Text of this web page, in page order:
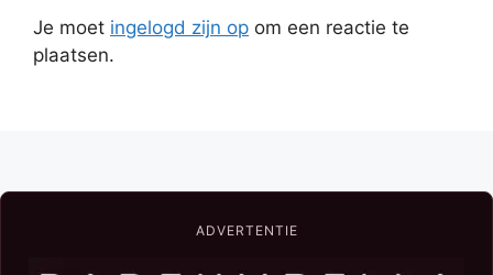
Je moet ingelogd zijn op om een reactie te
plaatsen.
ADVERTENTIE